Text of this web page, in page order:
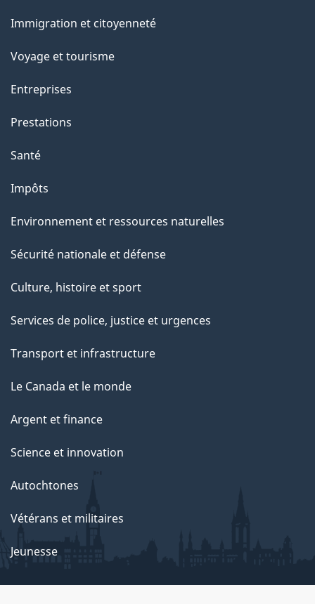
sujets
Immigration et citoyenneté
Voyage et tourisme
Entreprises
Prestations
Santé
Impôts
Environnement et ressources naturelles
Sécurité nationale et défense
Culture, histoire et sport
Services de police, justice et urgences
Transport et infrastructure
Le Canada et le monde
Argent et finance
Science et innovation
Autochtones
Vétérans et militaires
Jeunesse